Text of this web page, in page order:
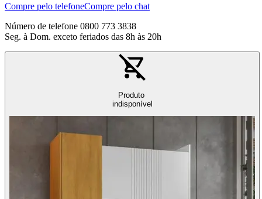
Compre pelo telefoneCompre pelo chat
Número de telefone 0800 773 3838
Seg. à Dom. exceto feriados das 8h às 20h
Produto
indisponível